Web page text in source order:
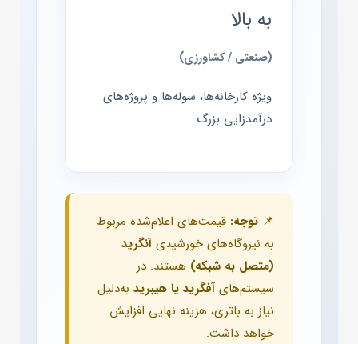
به بالا
(صنعتی / کشاورزی)
ویژه کارخانه‌ها، سوله‌ها و پروژه‌های
درآمدزایی بزرگ.
📌 توجه: قیمت‌های اعلام‌شده مربوط
به نیروگاه‌های خورشیدی آنگرید
(متصل به شبکه) هستند. در
سیستم‌های آفگرید یا هیبرید به‌دلیل
نیاز به باتری، هزینه نهایی افزایش
خواهد داشت.